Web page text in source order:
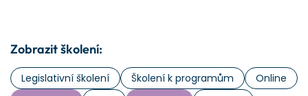
Zobrazit školení:
Legislativní školení Školení k programům
Online